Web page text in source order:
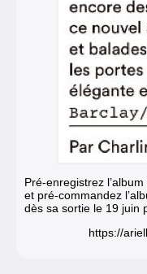
Pré-enregistrez
et pré-commandez
dès sa sortie le 19 juin
https://